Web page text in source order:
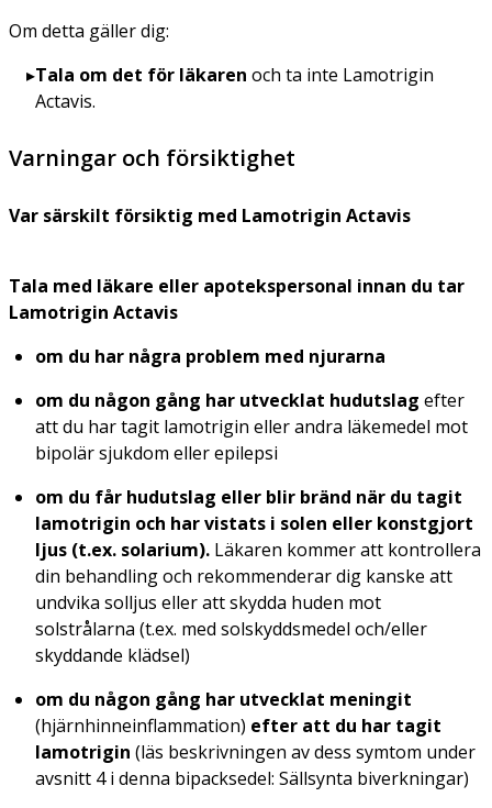
Om detta gäller dig:
Tala om det för läkaren och ta inte Lamotrigin
Actavis.
Varningar och försiktighet
Var särskilt försiktig med Lamotrigin Actavis
Tala med läkare eller apotekspersonal innan du tar
Lamotrigin Actavis
om du har några problem med njurarna
om du någon gång har utvecklat hudutslag efter
att du har tagit lamotrigin eller andra läkemedel mot
bipolär sjukdom eller epilepsi
om du får hudutslag eller blir bränd när du tagit
lamotrigin och har vistats i solen eller konstgjort
ljus (t.ex. solarium). Läkaren kommer att kontrollera
din behandling och rekommenderar dig kanske att
undvika solljus eller att skydda huden mot
solstrålarna (t.ex. med solskyddsmedel och/eller
skyddande klädsel)
om du någon gång har utvecklat meningit
(hjärnhinneinflammation) efter att du har tagit
lamotrigin (läs beskrivningen av dess symtom under
avsnitt 4 i denna bipacksedel: Sällsynta biverkningar)